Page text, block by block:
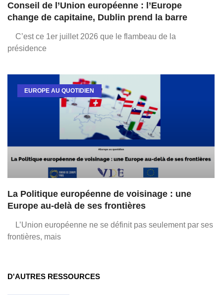
Conseil de l’Union européenne : l’Europe
change de capitaine, Dublin prend la barre
C’est ce 1er juillet 2026 que le flambeau de la
présidence
EUROPE AU QUOTIDIEN
La Politique européenne de voisinage : une
Europe au-delà de ses frontières
L’Union européenne ne se définit pas seulement par ses
frontières, mais
D'AUTRES RESSOURCES